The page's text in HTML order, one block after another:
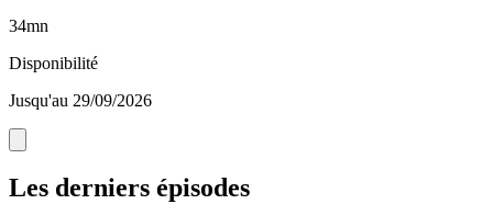
34mn
Disponibilité
Jusqu'au 29/09/2026
Les derniers épisodes